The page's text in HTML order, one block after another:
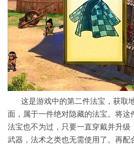
这是游戏中的第二件法宝，获取
面，属于一件绝对隐藏的法宝。将这
法宝也不为过，只要一直穿戴并升级
武器，法术之类也无需使用了。再配